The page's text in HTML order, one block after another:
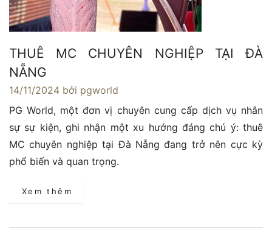
THUÊ MC CHUYÊN NGHIỆP TẠI ĐÀ
NẴNG
14/11/2024 bởi pgworld
PG World, một đơn vị chuyên cung cấp dịch vụ nhân
sự sự kiện, ghi nhận một xu hướng đáng chú ý: thuê
MC chuyên nghiệp tại Đà Nẵng đang trở nên cực kỳ
phổ biến và quan trọng.
Xem thêm